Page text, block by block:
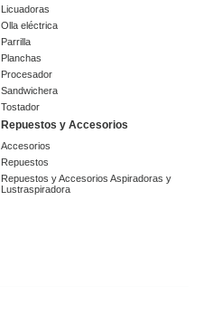
Licuadoras
Olla eléctrica
Parrilla
Planchas
Procesador
Sandwichera
Tostador
Repuestos y Accesorios
Accesorios
Repuestos
Repuestos y Accesorios Aspiradoras y
Lustraspiradora